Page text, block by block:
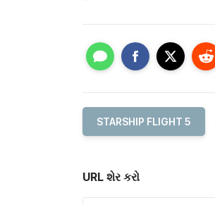
STARSHIP FLIGHT 5
URL શેર કરો